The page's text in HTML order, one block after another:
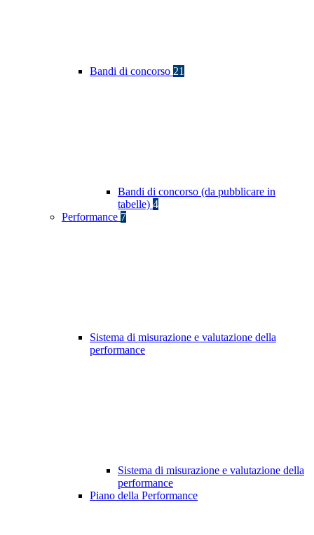
Bandi di concorso 21
Bandi di concorso (da pubblicare in
tabelle) 4
Performance 7
Sistema di misurazione e valutazione della
performance
Sistema di misurazione e valutazione della
performance
Piano della Performance